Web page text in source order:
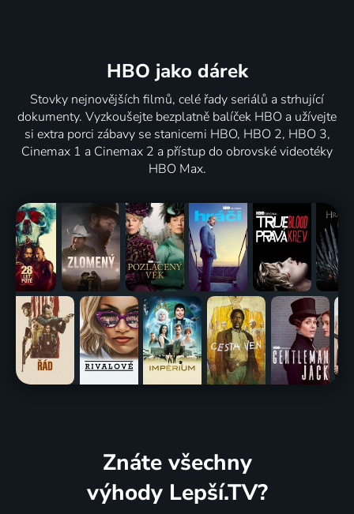
HBO jako dárek
Stovky nejnovějších filmů, celé řady seriálů a strhující
dokumenty. Vyzkoušejte bezplatně balíček HBO a užívejte
si extra porci zábavy se stanicemi HBO, HBO 2, HBO 3,
Cinemax 1 a Cinemax 2 a přístup do obrovské videotéky
HBO Max.
Znáte všechny
výhody Lepší.TV?